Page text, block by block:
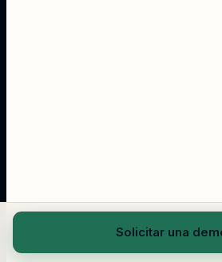
Solicitar una